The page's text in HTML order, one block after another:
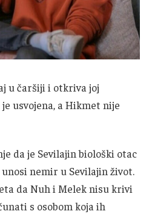
u čaršiji i otkriva joj
usvojena, a Hikmet nije
da je Sevilajin biološki otac
nemir u Sevilajin život.
da Nuh i Melek nisu krivi
s osobom koja ih